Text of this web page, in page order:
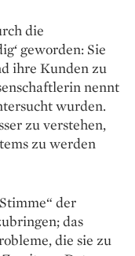
die
geworden: Sie
ihre Kunden zu
nennt
wurden.
zu verstehen,
zu werden
der
das
die sie zu